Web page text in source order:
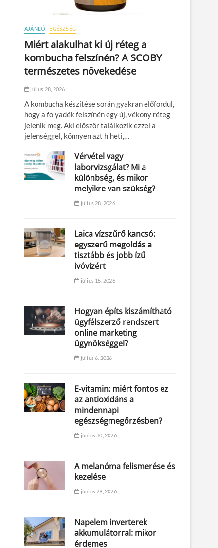
AJÁNLÓ EGÉSZSÉG
Miért alakulhat ki új réteg a
kombucha felszínén? A SCOBY
természetes növekedése
július 28, 2026
A kombucha készítése során gyakran előfordul,
hogy a folyadék felszínén egy új, vékony réteg
jelenik meg. Aki először találkozik ezzel a
jelenséggel, könnyen azt hiheti,…
Vérvétel vagy
laborvizsgálat? Mi a
különbség, és mikor
melyikre van szükség?
július 28, 2026
Laica vízszűrő kancsó:
egyszerű megoldás a
tisztább és jobb ízű
ivóvízért
július 15, 2026
Hogyan építs kiszámítható
ügyfélszerző rendszert
online marketing
ügynökséggel?
július 6, 2026
E-vitamin: miért fontos ez
az antioxidáns a
mindennapi
egészségmegőrzésben?
június 30, 2026
A melanóma felismerése és
kezelése
június 29, 2026
Napelem inverterek
akkumulátorral: mikor
érdemes